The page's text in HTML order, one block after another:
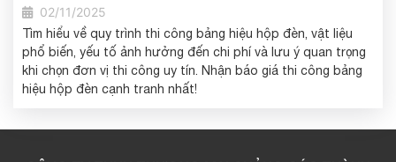
02/11/2025
Tìm hiểu về quy trình thi công bảng hiệu hộp đèn, vật liệu
phổ biến, yếu tố ảnh hưởng đến chi phí và lưu ý quan trọng
khi chọn đơn vị thi công uy tín. Nhận báo giá thi công bảng
hiệu hộp đèn cạnh tranh nhất!